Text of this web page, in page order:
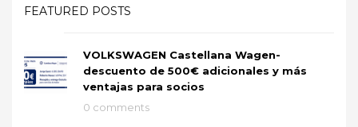
FEATURED POSTS
VOLKSWAGEN Castellana Wagen-
descuento de 500€ adicionales y más
ventajas para socios
0 comments